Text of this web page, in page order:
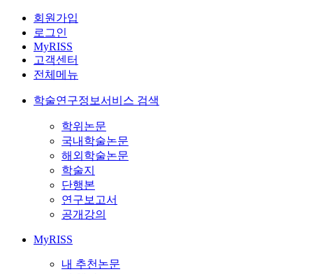
회원가입
로그인
MyRISS
고객센터
전체메뉴
학술연구정보서비스 검색
학위논문
국내학술논문
해외학술논문
학술지
단행본
연구보고서
공개강의
MyRISS
내 추천논문